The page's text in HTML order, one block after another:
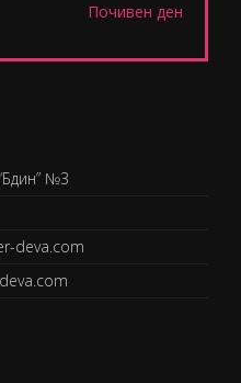
Почивен ден
№3
deva.com